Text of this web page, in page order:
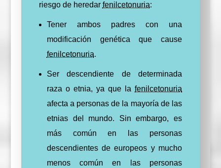
riesgo de heredar fenilcetonuria:
Tener ambos padres con una
modificación genética que cause
fenilcetonuria.
Ser descendiente de determinada
raza o etnia, yaque lafenilcetonuria
afecta a personas de la mayoría de las
etnias del mundo. Sin embargo, es
más común en las personas
descendientes de europeos y mucho
menos común en las personas